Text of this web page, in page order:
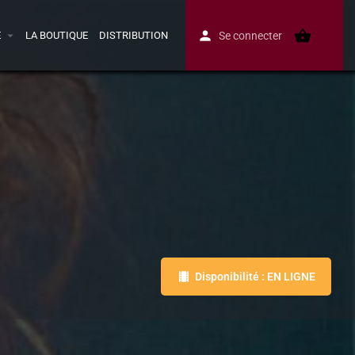
LA BOUTIQUE DISTRIBUTION Se connecter
Disponibilité : EN LIGNE